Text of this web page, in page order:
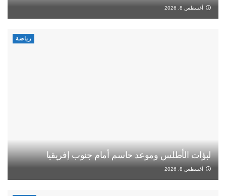
أغسطس 8, 2026
رياضة
لبؤات الأطلس وموعد حاسم أمام جنوب إفريقيا
أغسطس 8, 2026